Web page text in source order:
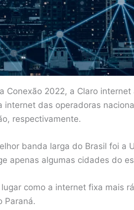
Conexão 2022, a Claro
das operadoras
respectivamente.
banda larga do Brasil foi a
apenas algumas cidades do
como a internet fixa mais
Paraná.